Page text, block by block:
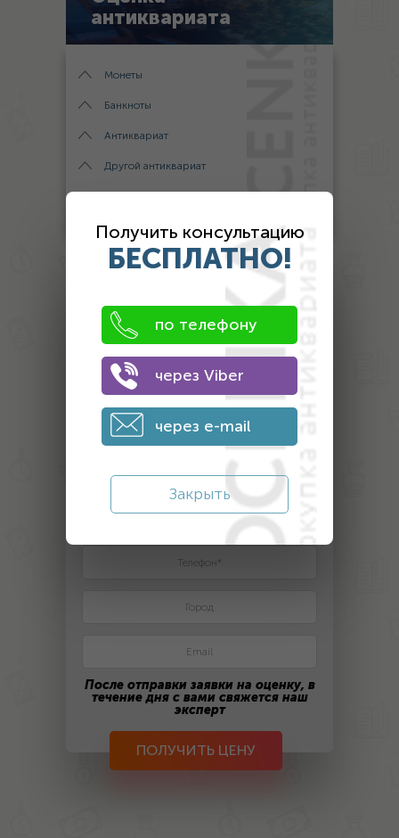
антиквариата
Монеты
Банкноты
Антиквариат
Другой антиквариат
1. Загрузите фото предмета
фото 1
2. Оставьте контактные данные
После отправки заявки на оценку, в
течение дня с вами свяжется наш
эксперт
ПОЛУЧИТЬ ЦЕНУ
Получить консультацию
БЕСПЛАТНО!
по телефону
через Viber
через e-mail
Закрыть